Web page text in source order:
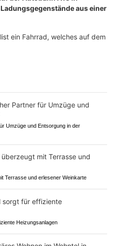
aus einer
ein Fahrrad, welches auf dem
Umzüge und Entsorgung in der
Terrasse und erlesener Weinkarte
Heizungsanlagen